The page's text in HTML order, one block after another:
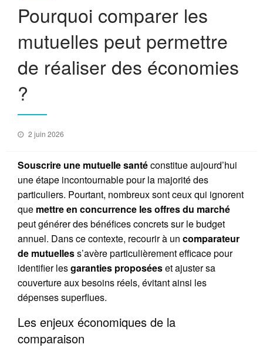
Pourquoi comparer les
mutuelles peut permettre
de réaliser des économies
?
Posted
2 juin 2026
Souscrire une mutuelle santéconstitue aujourd’hui
une étape incontournable pour la majorité des
particuliers. Pourtant, nombreux sont ceux qui ignorent
que mettre en concurrence les offres du marché
peut générer des bénéfices concrets sur le budget
annuel. Dans ce contexte, recourir à un comparateur
de mutuelless’avère particulièrement efficace pour
identifier lesgaranties proposéeset ajuster sa
couverture aux besoins réels, évitant ainsi les
dépenses superflues.
Les enjeux économiques de la
comparaison